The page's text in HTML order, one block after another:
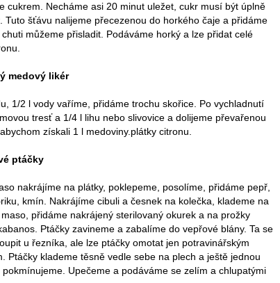
cukrem. Necháme asi 20 minut uležet, cukr musí být úplně
Tuto šťávu nalijeme přecezenou do horkého čaje a přidáme
můžeme přisladit. Podáváme horký a lze přidat celé
medový likér
1/2 l vody vaříme, přidáme trochu skořice. Po vychladnutí
tresť a 1/4 l lihu nebo slivovice a dolijeme převařenou
získali 1 l medoviny.plátky citronu.
ptáčky
nakrájíme na plátky, poklepeme, posolíme, přidáme pepř,
kmín. Nakrájíme cibuli a česnek na kolečka, klademe na
přidáme nakrájený sterilovaný okurek a na prožky
Ptáčky zavineme a zabalíme do vepřové blány. Ta se
u řezníka, ale lze ptáčky omotat jen potravinářským
Ptáčky klademe těsně vedle sebe na plech a ještě jednou
pokmínujeme. Upečeme a podáváme se zelím a chlupatými